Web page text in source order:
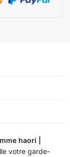
haori |
votre garde-